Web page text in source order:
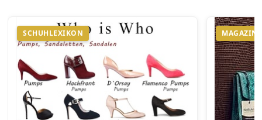
SCHUHLEXIKON MAGAZIN